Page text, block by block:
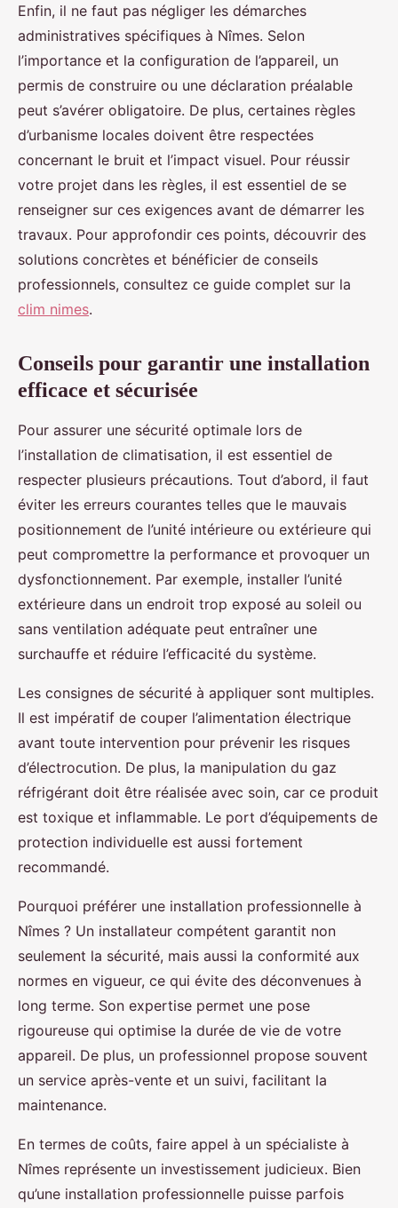
Enfin, il ne faut pas négliger les démarches
administratives spécifiques à Nîmes. Selon
l’importance et la configuration de l’appareil, un
permis de construire ou une déclaration préalable
peut s’avérer obligatoire. De plus, certaines règles
d’urbanisme locales doivent être respectées
concernant le bruit et l’impact visuel. Pour réussir
votre projet dans les règles, il est essentiel de se
renseigner sur ces exigences avant de démarrer les
travaux. Pour approfondir ces points, découvrir des
solutions concrètes et bénéficier de conseils
professionnels, consultez ce guide complet sur la
clim nimes.
Conseils pour garantir une installation
efficace et sécurisée
Pour assurer une sécurité optimale lors de
l’installation de climatisation, il est essentiel de
respecter plusieurs précautions. Tout d’abord, il faut
éviter les erreurs courantes telles que le mauvais
positionnement de l’unité intérieure ou extérieure qui
peut compromettre la performance et provoquer un
dysfonctionnement. Par exemple, installer l’unité
extérieure dans un endroit trop exposé au soleil ou
sans ventilation adéquate peut entraîner une
surchauffe et réduire l’efficacité du système.
Les consignes de sécurité à appliquer sont multiples.
Il est impératif de couper l’alimentation électrique
avant toute intervention pour prévenir les risques
d’électrocution. De plus, la manipulation du gaz
réfrigérant doit être réalisée avec soin, car ce produit
est toxique et inflammable. Le port d’équipements de
protection individuelle est aussi fortement
recommandé.
Pourquoi préférer une installation professionnelle à
Nîmes ? Un installateur compétent garantit non
seulement la sécurité, mais aussi la conformité aux
normes en vigueur, ce qui évite des déconvenues à
long terme. Son expertise permet une pose
rigoureuse qui optimise la durée de vie de votre
appareil. De plus, un professionnel propose souvent
un service après-vente et un suivi, facilitant la
maintenance.
En termes de coûts, faire appel à un spécialiste à
Nîmes représente un investissement judicieux. Bien
qu’une installation professionnelle puisse parfois